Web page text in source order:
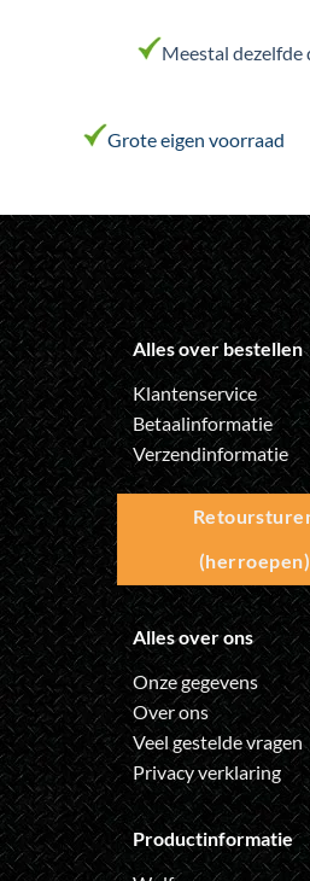
gekozen
de
productpagina
Meestal dezelfde
Grote eigen voorraad
Alles over bestellen
Klantenservice
Betaalinformatie
Verzendinformatie
(herroepen)
Alles over ons
Onze gegevens
Over ons
Veel gestelde vragen
Privacy verklaring
Productinformatie